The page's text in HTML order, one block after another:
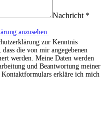
Nachricht *
anzusehen.
zur Kenntnis
die von mir angegebenen
werden. Meine Daten werden
und Beantwortung meiner
erkläre ich mich